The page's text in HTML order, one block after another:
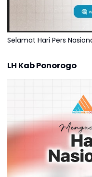
Selamat Hari Pers
LH Kab Ponorogo